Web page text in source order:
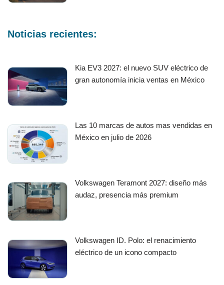
Noticias recientes:
Kia EV3 2027: el nuevo SUV eléctrico de
gran autonomía inicia ventas en México
Las 10 marcas de autos mas vendidas en
México en julio de 2026
Volkswagen Teramont 2027: diseño más
audaz, presencia más premium
Volkswagen ID. Polo: el renacimiento
eléctrico de un icono compacto